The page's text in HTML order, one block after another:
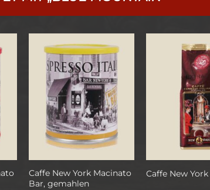
Caffe New York Macinato
Bar, gemahlen
Caffe New York